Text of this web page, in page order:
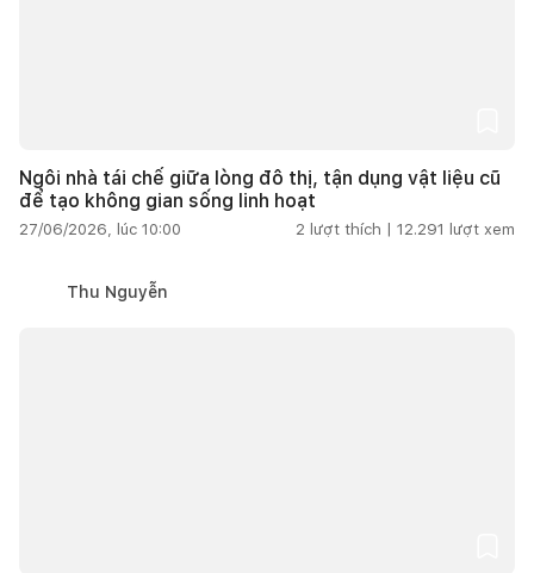
Ngôi nhà tái chế giữa lòng đô thị, tận dụng vật liệu cũ
để tạo không gian sống linh hoạt
27/06/2026, lúc 10:00 2 lượt thích | 12.291 lượt xem
Thu Nguyễn